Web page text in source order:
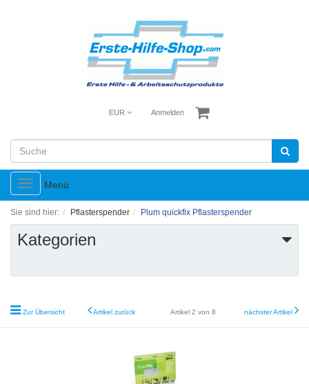
EUR Anmelden
Toggle
navigation
Menü
Sie sind hier: Pflasterspender Plum quickfix Pflasterspender
Kategorien
Zur Übersicht Artikel zurück Artikel 2 von 8 nächster Artikel